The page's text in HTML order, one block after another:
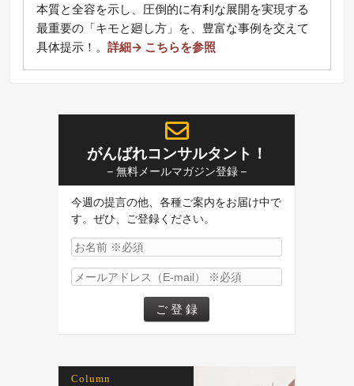
本質と全容を示し、圧倒的に有利な展開を実現する
最重要の「キモと廻し方」を、豊富な事例を交えて
具体提示！ 。詳細→ こちらを参照
がんばれコンサルタント！
– 無料メールマガジン登録 –
今週の提言の他、各種ご案内をお届け中で
す。ぜひ、ご登録ください。
Column